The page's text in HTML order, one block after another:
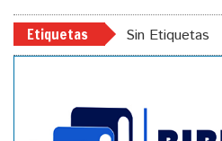
Etiquetas Sin Etiquetas